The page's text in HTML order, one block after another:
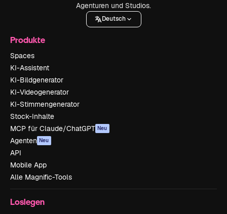
Agenturen und Studios.
Deutsch
Produkte
Spaces
KI-Assistent
KI-Bildgenerator
KI-Videogenerator
KI-Stimmengenerator
Stock-Inhalte
MCP für Claude/ChatGPT Neu
Agenten Neu
API
Mobile App
Alle Magnific-Tools
Loslegen